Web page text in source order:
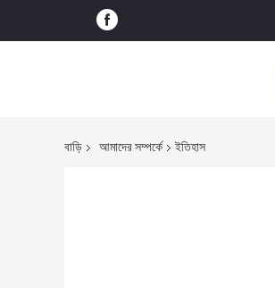
বাড়ি আমাদের সম্পর্কে ইতিহাস